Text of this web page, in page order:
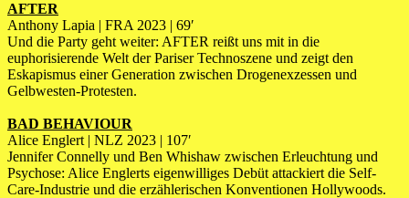
AFTER
Anthony Lapia | FRA 2023 | 69′
Und die Party geht weiter: AFTER reißt uns mit in die
euphorisierende Welt der Pariser Technoszene und zeigt den
Eskapismus einer Generation zwischen Drogenexzessen und
Gelbwesten-Protesten.
BAD BEHAVIOUR
Alice Englert | NLZ 2023 | 107′
Jennifer Connelly und Ben Whishaw zwischen Erleuchtung und
Psychose: Alice Englerts eigenwilliges Debüt attackiert die Self-
Care-Industrie und die erzählerischen Konventionen Hollywoods.